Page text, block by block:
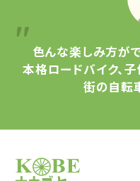
色んな楽しみ方が
本格ロードバイク、子
街の自転
サイクルショップナカゴヤ